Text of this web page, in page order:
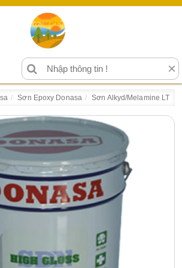
×
Sơn Epoxy Donasa Sơn Alkyd/Melamine LT